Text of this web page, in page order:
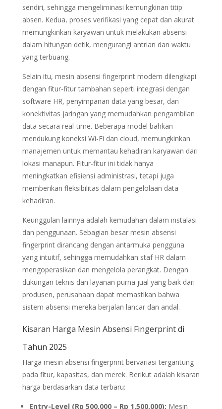
sendiri, sehingga mengeliminasi kemungkinan titip
absen. Kedua, proses verifikasi yang cepat dan akurat
memungkinkan karyawan untuk melakukan absensi
dalam hitungan detik, mengurangi antrian dan waktu
yang terbuang.
Selain itu, mesin absensi fingerprint modern dilengkapi
dengan fitur-fitur tambahan seperti integrasi dengan
software HR, penyimpanan data yang besar, dan
konektivitas jaringan yang memudahkan pengambilan
data secara real-time. Beberapa model bahkan
mendukung koneksi Wi-Fi dan cloud, memungkinkan
manajemen untuk memantau kehadiran karyawan dari
lokasi manapun. Fitur-fitur ini tidak hanya
meningkatkan efisiensi administrasi, tetapi juga
memberikan fleksibilitas dalam pengelolaan data
kehadiran.
Keunggulan lainnya adalah kemudahan dalam instalasi
dan penggunaan. Sebagian besar mesin absensi
fingerprint dirancang dengan antarmuka pengguna
yang intuitif, sehingga memudahkan staf HR dalam
mengoperasikan dan mengelola perangkat. Dengan
dukungan teknis dan layanan purna jual yang baik dari
produsen, perusahaan dapat memastikan bahwa
sistem absensi mereka berjalan lancar dan andal.
Kisaran Harga Mesin Absensi Fingerprint di
Tahun 2025
Harga mesin absensi fingerprint bervariasi tergantung
pada fitur, kapasitas, dan merek. Berikut adalah kisaran
harga berdasarkan data terbaru:
Entry-Level (Rp 500.000 – Rp 1.500.000): Mesin